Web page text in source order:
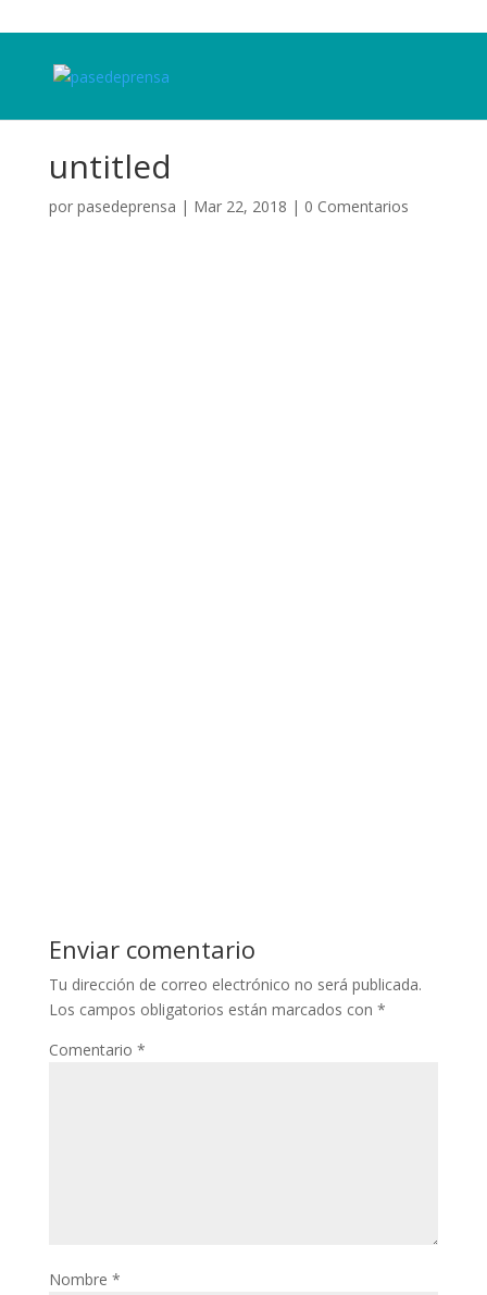
untitled
por pasedeprensa | Mar 22, 2018 | 0 Comentarios
Enviar comentario
Tu dirección de correo electrónico no será publicada.
Los campos obligatorios están marcados con *
Comentario *
Nombre *